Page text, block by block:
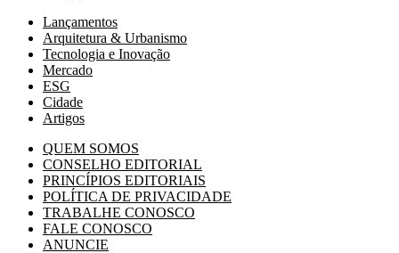
Lançamentos
Arquitetura & Urbanismo
Tecnologia e Inovação
Mercado
ESG
Cidade
Artigos
QUEM SOMOS
CONSELHO EDITORIAL
PRINCÍPIOS EDITORIAIS
POLÍTICA DE PRIVACIDADE
TRABALHE CONOSCO
FALE CONOSCO
ANUNCIE